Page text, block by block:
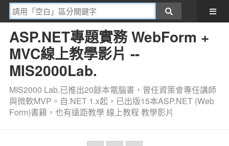
ASP.NET專題實務 WebForm +
MVC線上教學影片 --
MIS2000Lab.
MIS2000 Lab.已推出20餘本電腦書，曾任資策會專任講師
與微軟MVP。自.NET 1.x起，已出版15本ASP.NET (Web
Form)書籍，也有遠距教學 線上教程 教學影片